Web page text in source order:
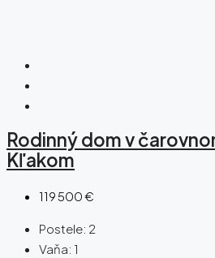
Rodinný dom v
Kľakom
119 500 €
Postele: 2
Vaňa: 1